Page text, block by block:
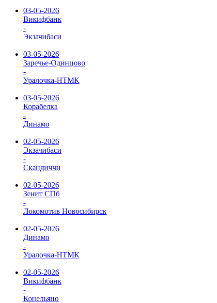
03-05-2026
Викифбанк
-
Экзачибаси
03-05-2026
Заречье-Одинцово
-
Уралочка-НТМК
03-05-2026
Корабелка
-
Динамо
02-05-2026
Экзачибаси
-
Скандиччи
02-05-2026
Зенит СПб
-
Локомотив Новосибирск
02-05-2026
Динамо
-
Уралочка-НТМК
02-05-2026
Викифбанк
-
Конельяно